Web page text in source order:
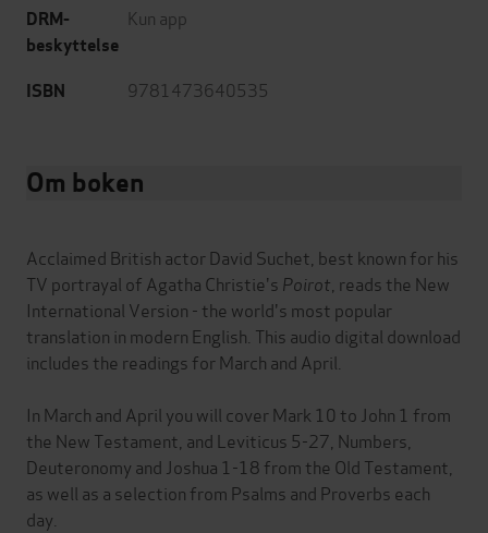
DRM-
beskyttelse
Kun app
ISBN 9781473640535
Om boken
Acclaimed British actor David Suchet, best known for his
TV portrayal of Agatha Christie's Poirot , reads the New
International Version - the world's most popular
translation in modern English. This audio digital download
includes the readings for March and April.
In March and April you will cover Mark 10 to John 1 from
the New Testament, and Leviticus 5-27, Numbers,
Deuteronomy and Joshua 1-18 from the Old Testament,
as well as a selection from Psalms and Proverbs each
day.